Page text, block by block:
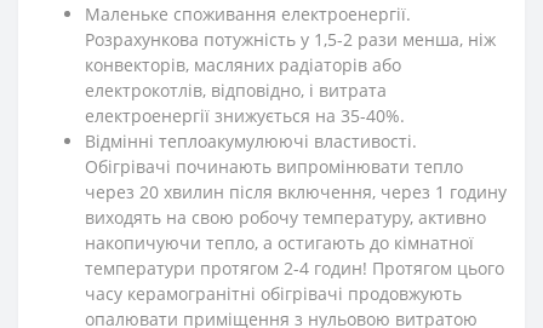
Маленьке споживання електроенергії.
Розрахункова потужність у 1,5-2 рази менша, ніж
конвекторів, масляних радіаторів або
електрокотлів, відповідно, і витрата
електроенергії знижується на 35-40%.
Відмінні теплоакумулюючі властивості.
Обігрівачі починають випромінювати тепло
через 20 хвилин після включення, через 1 годину
виходять на свою робочу температуру, активно
накопичуючи тепло, а остигають до кімнатної
температури протягом 2-4 годин! Протягом цього
часу керамогранітні обігрівачі продовжують
опалювати приміщення з нульовою витратою